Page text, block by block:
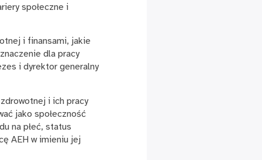
społeczne i
i finansami, jakie
dla pracy
i dyrektor generalny
i ich pracy
jako społeczność
na płeć, status
AEH w imieniu jej